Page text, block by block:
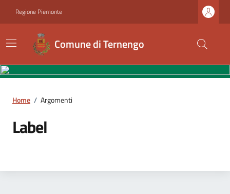
Regione Piemonte
Comune di Ternengo
Home / Argomenti
Label